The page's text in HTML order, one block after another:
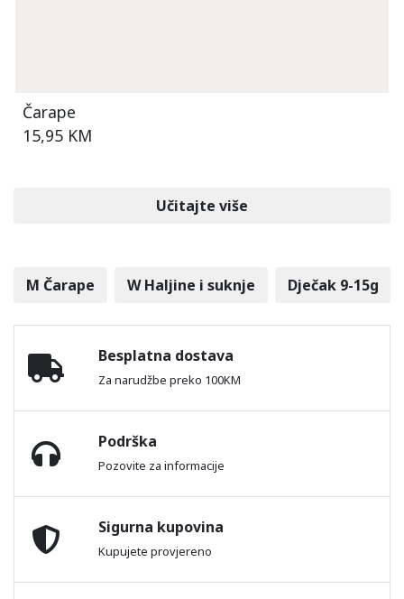
Čarape
15,95 KM
Učitajte više
M Čarape W Haljine i suknje Dječak 9-15g
Besplatna dostava
Za narudžbe preko 100KM
Podrška
Pozovite za informacije
Sigurna kupovina
Kupujete provjereno